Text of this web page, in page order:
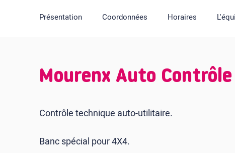
Présentation Coordonnées Horaires
Mourenx Auto
Contrôle technique auto-utilitaire.
Banc spécial pour 4X4.